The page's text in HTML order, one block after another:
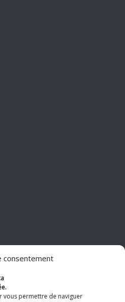
consentement
vous permettre de naviguer